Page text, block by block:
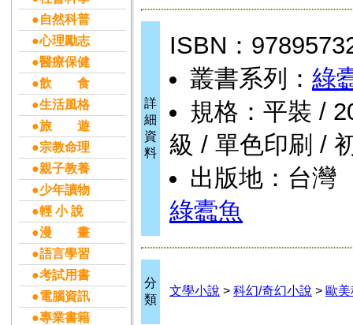
●自然科普
●心理勵志
●醫療保健
●飲 食
●生活風格
●旅 遊
●宗教命理
●親子教養
●少年讀物
●輕 小 說
●漫 畫
●語言學習
●考試用書
●電腦資訊
●專業書籍
詳
細
資
料
ISBN：
叢書系列： 綠
規格：平裝 /
級 / 單色印刷 /
出版地：台灣
綠蠹魚
分
類
文學小說 > 科幻/奇幻小說 > 歐